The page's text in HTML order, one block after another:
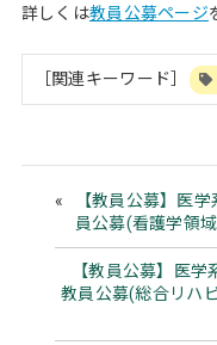
詳しくは教員公募ページ
［関連キーワード］
【教員公募】医
員公募(看護学領
【教員公募】医
教員公募(総合リハ